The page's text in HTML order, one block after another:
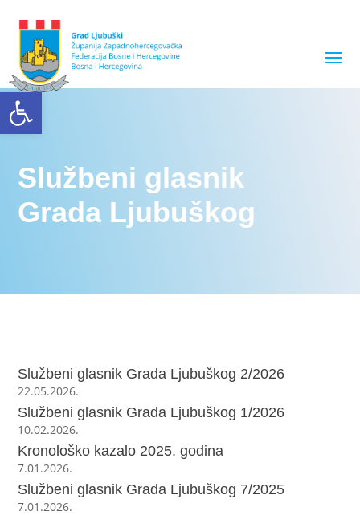
Službeni glasnik
Grada Ljubuškog
Službeni glasnik Grada Ljubuškog 2/2026
22.05.2026.
Službeni glasnik Grada Ljubuškog 1/2026
10.02.2026.
Kronološko kazalo 2025. godina
7.01.2026.
Službeni glasnik Grada Ljubuškog 7/2025
7.01.2026.
Open toolbar